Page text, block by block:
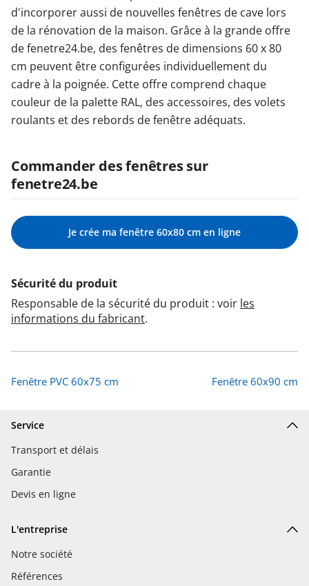
d'incorporer aussi de nouvelles fenêtres de cave lors
de la rénovation de la maison. Grâce à la grande offre
de fenetre24.be, des fenêtres de dimensions 60 x 80
cm peuvent être configurées individuellement du
cadre à la poignée. Cette offre comprend chaque
couleur de la palette RAL, des accessoires, des volets
roulants et des rebords de fenêtre adéquats.
Commander des fenêtres sur
fenetre24.be
Je crée ma fenêtre 60x80 cm en ligne
Sécurité du produit
Responsable de la sécurité du produit : voir les
informations du fabricant.
Fenêtre PVC 60x75 cm Fenêtre 60x90 cm
Service
Transport et délais
Garantie
Devis en ligne
L'entreprise
Notre société
Références